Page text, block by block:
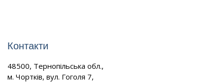
Контакти
48500, Тернопільська обл.,
м. Чортків, вул. Гоголя 7,